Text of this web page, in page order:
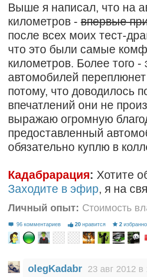
Выше я написал, что на
километров - впервые
после всех моих тест-
что это были самые
километров. Более того -
автомобилей
потому, что доводилось
впечатлений они не
выражаю огромную
предоставленный
обязательно куплю в
Кадабрарация: Хотите
Заходите в эфир, я на
Личный опыт: Стоимость
96 комментариев 20 нравится 2
olegKadabr 23 авг 2012 в